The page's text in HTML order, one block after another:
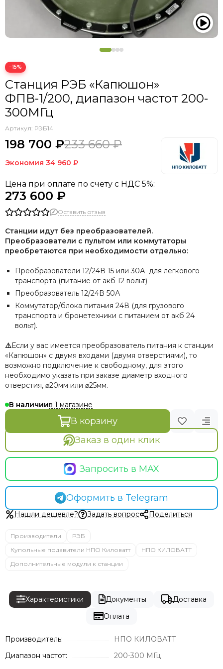
Gongtex Tactical
HELIKON TEX
БТК ГРУПП
3M
AKADEMIA
Any Tone
Arkon technologies
HOLOSUN
NEXTORCH
NITECORE
Sytong
Vector Optics
ANA TACTICAL
EBERLESTOCK
DJI
LIRA
Газпром космические системы
Волджет
Gens ace
Tattu
−15%
Станция РЭБ «Капюшон»
ФПВ-1/200, диапазон частот 200-
300МГц
Артикул: РЭБ14
198 700 ₽233 660 ₽
Экономия 34 960 ₽
Цена при оплате по счету с НДС 5%:
273 600 ₽
Оставить отзыв
Станции идут без преобразователей.
Преобразователи с пультом или коммутаторы
преобретаются при необходимости отдельно:
Преобразователи 12/24В 15 или 30А для легкового
транспорта (питание от акб 12 вольт)
Преобразователь 12/24В 50А
Коммутатор/блока питания 24В (для грузового
транспорта и бронетехники с питанием от акб 24
вольт).
⚠️Если у вас имеется преобразователь питания к станции
«Капюшон» с двумя входами (двумя отверстиями), то
возможно подключение к свободному, для этого
необходимо указать при заказе диаметр входного
отверстия, ⌀20мм или ⌀25мм.
В наличиив 1 магазине
В корзину
Заказ в один клик
Запросить в MAX
Оформить в Telegram
Нашли дешевле? Задать вопрос Поделиться
Производители
РЭБ
Купольные подавители НПО Киловатт
НПО КИЛОВАТТ
Дополнительные модули к станции
Характеристики Документы
Доставка
Оплата
Производитель:
НПО КИЛОВАТТ
Диапазон частот:
200-300 МГц